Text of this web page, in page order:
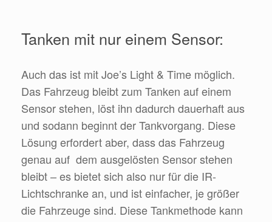
Tanken mit nur einem Sensor:
Auch das ist mit Joe’s Light & Time möglich.
Das Fahrzeug bleibt zum Tanken auf einem
Sensor stehen, löst ihn dadurch dauerhaft aus
und sodann beginnt der Tankvorgang. Diese
Lösung erfordert aber, dass das Fahrzeug
genau auf dem ausgelösten Sensor stehen
bleibt – es bietet sich also nur für die IR-
Lichtschranke an, und ist einfacher, je größer
die Fahrzeuge sind. Diese Tankmethode kann